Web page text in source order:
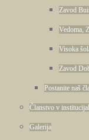
Zavod
Vedoma,
Visoka
Zavod
Postanite naš
Članstvo v
Galerija